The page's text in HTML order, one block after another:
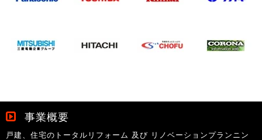
事業概要
戸建、住宅のトータルリフォーム 及び リノベーションプランニン